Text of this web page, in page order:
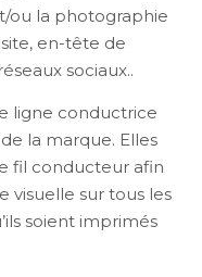
ou la photographie
en-tête de
sociaux..
ligne conductrice
la marque. Elles
fil conducteur afin
visuelle sur tous les
soient imprimés